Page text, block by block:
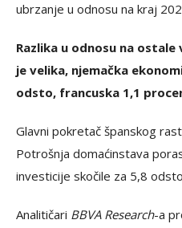
ubrzanje u odnosu na kraj
Razlika u odnosu na
je velika, njemačka
odsto, francuska 1,1
Glavni pokretač španskog
Potrošnja domaćinstava
investicije skočile za 5,8
Analitičari BBVA Research-a